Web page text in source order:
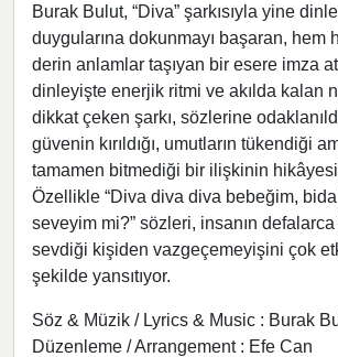
Burak Bulut, “Diva” şarkısıyla yine
duygularına dokunmayı başaran, hem
derin anlamlar taşıyan bir esere imza
dinleyişte enerjik ritmi ve akılda kalan
dikkat çeken şarkı, sözlerine
güvenin kırıldığı, umutların tükendiği
tamamen bitmediği bir ilişkinin
Özellikle “Diva diva diva bebeğim,
seveyim mi?” sözleri, insanın
sevdiği kişiden vazgeçemeyişini çok
şekilde yansıtıyor.
Söz & Müzik / Lyrics & Music : Burak
Düzenleme / Arrangement : Efe Can